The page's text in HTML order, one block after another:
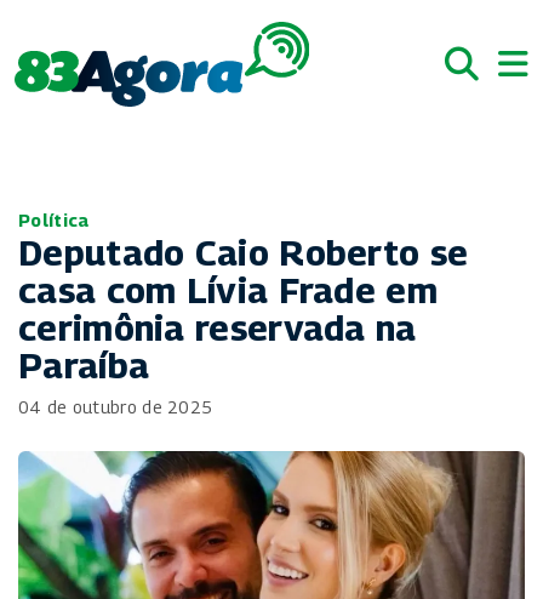
Política
Deputado Caio Roberto se
casa com Lívia Frade em
cerimônia reservada na
Paraíba
04 de outubro de 2025